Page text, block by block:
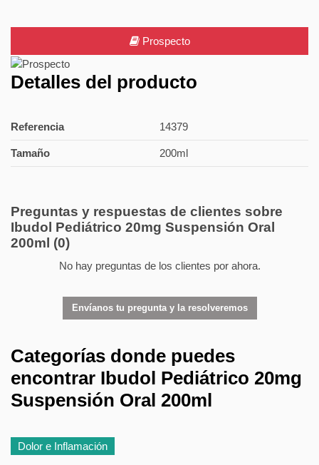
Prospecto
Detalles del producto
Referencia 14379
Tamaño 200ml
Preguntas y respuestas de clientes sobre
Ibudol Pediátrico 20mg Suspensión Oral
200ml (0)
No hay preguntas de los clientes por ahora.
Envíanos tu pregunta y la resolveremos
Categorías donde puedes
encontrar Ibudol Pediátrico 20mg
Suspensión Oral 200ml
Dolor e Inflamación